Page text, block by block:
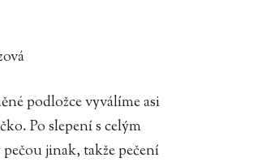
podložce vyválíme asi
Po slepení s celým
jinak, takže pečení